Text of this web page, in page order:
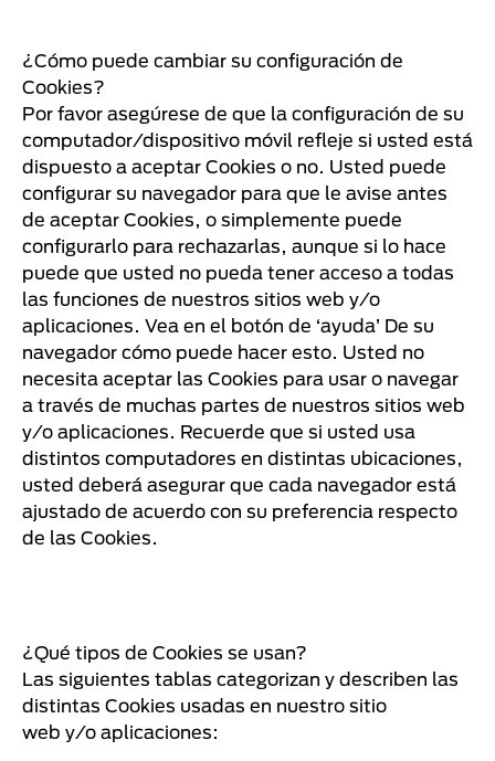
¿Cómo puede cambiar su configuración de
Cookies?
Por favor asegúrese de que la configuración de su
computador/dispositivo móvil refleje si usted está
dispuesto a aceptar Cookies o no. Usted puede
configurar su navegador para que le avise antes
de aceptar Cookies, o simplemente puede
configurarlo para rechazarlas, aunque si lo hace
puede que usted no pueda tener acceso a todas
las funciones de nuestros sitios web y/o
aplicaciones. Vea en el botón de ‘ayuda’ De su
navegador cómo puede hacer esto. Usted no
necesita aceptar las Cookies para usar o navegar
a través de muchas partes de nuestros sitios web
y/o aplicaciones. Recuerde que si usted usa
distintos computadores en distintas ubicaciones,
usted deberá asegurar que cada navegador está
ajustado de acuerdo con su preferencia respecto
de las Cookies.
¿Qué tipos de Cookies se usan?
Las siguientes tablas categorizan y describen las
distintas Cookies usadas en nuestro sitio
web y/o aplicaciones: